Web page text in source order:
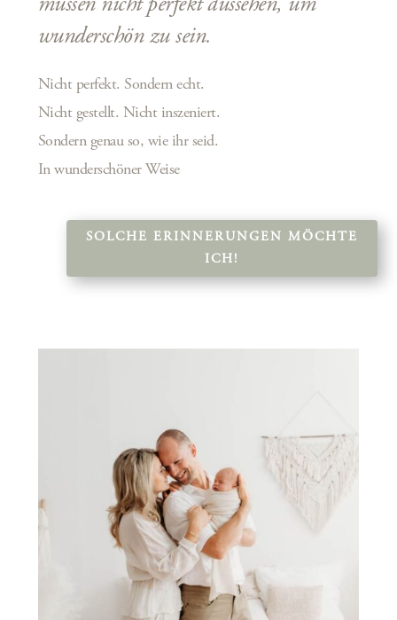
müssen nicht perfekt aussehen, um
wunderschön zu sein.
Nicht perfekt. Sondern echt.
Nicht gestellt. Nicht inszeniert.
Sondern genau so, wie ihr seid.
In wunderschöner Weise
SOLCHE ERINNERUNGEN MÖCHTE
ICH!